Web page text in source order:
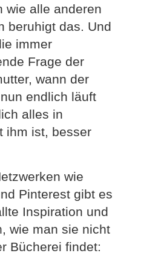
wie alle anderen
beruhigt das. Und
immer
Frage der
wann der
endlich läuft
alles in
ihm ist, besser
wie
Pinterest gibt es
Inspiration und
wie man sie nicht
Bücherei findet: